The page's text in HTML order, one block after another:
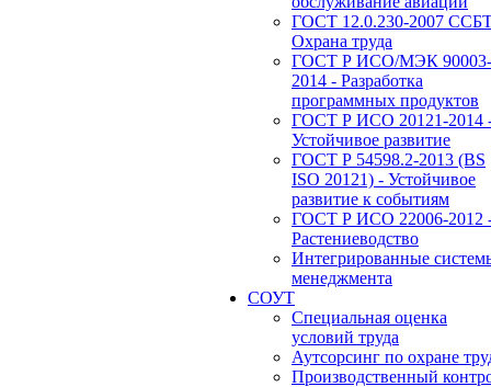
ГОСТ 12.0.230-2007
Охрана труда
ГОСТ Р ИСО/МЭК 90003-
2014 - Разработка
программных продуктов
ГОСТ Р ИСО 20121-2014
Устойчивое развитие
ГОСТ Р 54598.2-2013 (BS
ISO 20121) - Устойчивое
развитие к событиям
ГОСТ Р ИСО 22006-2012
Растениеводство
Интегрированные
менеджмента
СОУТ
Специальная оценка
условий труда
Аутсорсинг по охране
Производственный